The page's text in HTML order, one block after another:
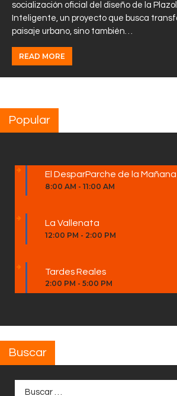
socialización oficial del diseño de la
Inteligente, un proyecto que busca
paisaje urbano, sino también…
READ MORE
Popular
El DesparParche de la Mañana
8:00 AM - 11:00 AM
La Vallenata
12:00 PM - 2:00 PM
Tardes Reales
2:00 PM - 5:00 PM
Buscar